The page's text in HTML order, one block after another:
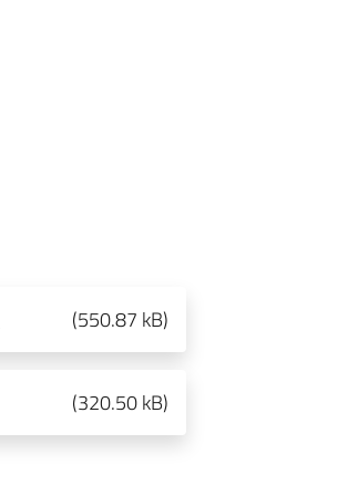
(550.87 kB)
(320.50 kB)